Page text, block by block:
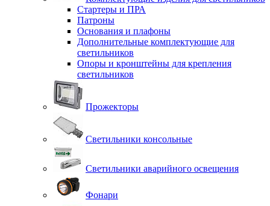
Стартеры и ПРА
Патроны
Основания и плафоны
Дополнительные комплектующие для
светильников
Опоры и кронштейны для крепления
светильников
Прожекторы
Светильники консольные
Светильники аварийного освещения
Фонари